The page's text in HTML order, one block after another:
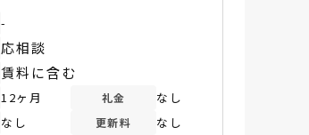
-
応相談
賃料に含む
12ヶ月 礼金 なし
なし 更新料 なし